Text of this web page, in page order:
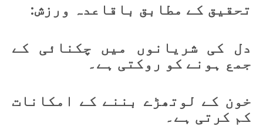
تحقیق کے مطابق باقاعدہ ورزش:
دل کی شریانوں میں چکنائی کے
جمع ہونے کو روکتی ہے۔
خون کے لوتھڑے بننے کے امکانات
کم کرتی ہے۔